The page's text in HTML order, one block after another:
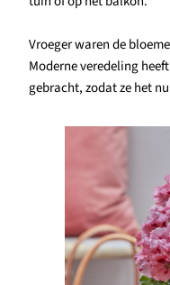
Vroeger waren de
Moderne veredeling
gebracht, zodat ze het